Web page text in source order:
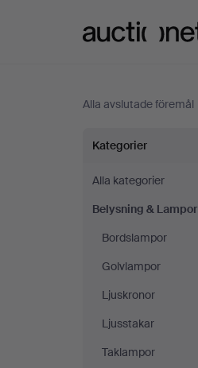
Alla avslutade föremål
Belysning
&
Lampor
på
Sørensen
Auktioner
Kategorier
Alla kategorier
Belysning & Lampor
Bordslampor
Golvlampor
Ljuskronor
Ljusstakar
Taklampor